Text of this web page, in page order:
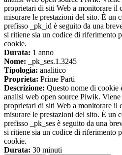
proprietari di siti Web a monitorare il
misurare le prestazioni del sito. È un
prefisso _pk_id è seguito da una
si ritiene sia un codice di riferimento
cookie.
Durata: 1 anno
Nome: _pk_ses.1.3245
Tipologia: analitico
Proprieta: Prime Parti
Descrizione: Questo nome di cookie
analisi web open source Piwik.
proprietari di siti Web a monitorare il
misurare le prestazioni del sito. È un
prefisso _pk_ses è seguito da una
si ritiene sia un codice di riferimento
cookie.
Durata: 30 minuti